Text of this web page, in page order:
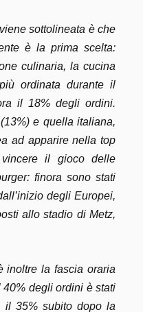
sottolineata è che
è la prima scelta:
culinaria, la cucina
ordinata durante il
il 18% degli ordini.
e quella italiana,
ad apparire nella top
il gioco delle
finora sono stati
degli Europei,
allo stadio di Metz,
inoltre la fascia oraria
40% degli ordini è stati
il 35% subito dopo la